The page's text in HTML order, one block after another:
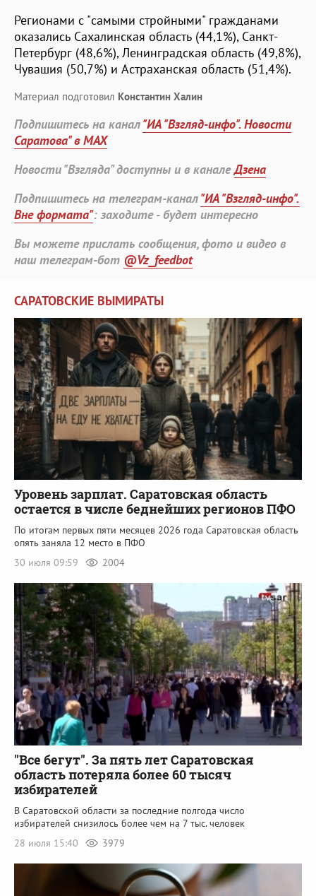
Регионами с "самыми стройными" гражданами
оказались Сахалинская область (44,1%), Санкт-
Петербург (48,6%), Ленинградская область (49,8%),
Чувашия (50,7%) и Астраханская область (51,4%).
Материал подготовил Константин Халин
Подпишитесь на канал"ИА "Взгляд-инфо". Новости
Саратова" в MAX
Новости "Взгляда" доступны и в каналеДзена
Подпишитесь на телеграм-канал"ИА "Взгляд-инфо".
Вне формата": заходите - будет интересно
Вы можете прислать сообщения, фото и видео в
наш телеграм-бот @Vz_feedbot
САРАТОВСКИЕ ВЫМИРАТЫ
Уровень зарплат. Саратовская область
остается в числе беднейших регионов ПФО
По итогам первых пяти месяцев 2026 года Саратовская область
опять заняла 12 место в ПФО
30 июля 09:59
2004
"Все бегут". За пять лет Саратовская
область потеряла более 60 тысяч
избирателей
В Саратовской области за последние полгода число
избирателей снизилось более чем на 7 тыс. человек
28 июля 15:40
3979